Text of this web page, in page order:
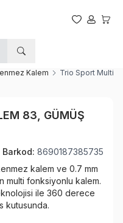
Favorilerim
Hesabım
Kalem Trio Sport
83, GÜMÜŞ
Barkod: 8690187385735
kalem ve 0.7 mm
multi fonksiyonlu kalem.
ile 360 derece
kutusunda.